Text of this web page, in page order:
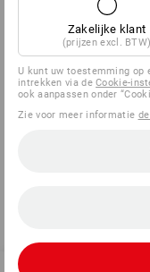
v.a. € 68,85
(incl. BTW) v.a. 10 paar
Zakelijke klant
(prijzen excl. BTW)
U kunt uw toestemming op
intrekken via deCookie-
ook aanpassen onder
Zie voor meer informatie